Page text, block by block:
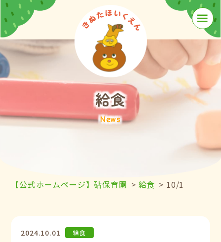
≡
給食
News
【公式ホームページ】砧保育園 > 給食 > 10/1
2024.10.01 給食